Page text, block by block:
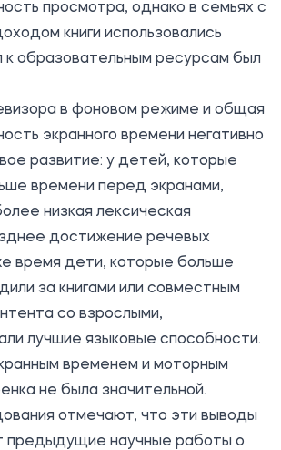
просмотра, однако в семьях с
книги использовались
образовательным ресурсам был
в фоновом режиме и общая
экранного времени негативно
развитие: у детей, которые
времени перед экранами,
низкая лексическая
достижение речевых
время дети, которые больше
за книгами или совместным
со взрослыми,
лучшие языковые способности.
временем и моторным
не была значительной.
отмечают, что эти выводы
предыдущие научные работы о